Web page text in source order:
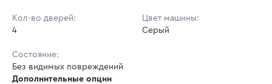
Кол-во дверей:
4
Цвет машины:
Серый
Состояние:
Без видимых повреждений
Дополнительные опции